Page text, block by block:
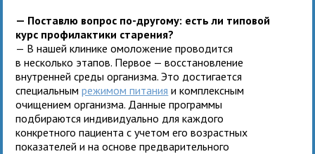
— Поставлю вопрос по-другому: есть ли типовой
курс профилактики старения?
— В нашей клинике омоложение проводится
в несколько этапов. Первое — восстановление
внутренней среды организма. Это достигается
специальнымрежимом питания и комплексным
очищением организма. Данные программы
подбираются индивидуально для каждого
конкретного пациента с учетом его возрастных
показателей и на основе предварительного